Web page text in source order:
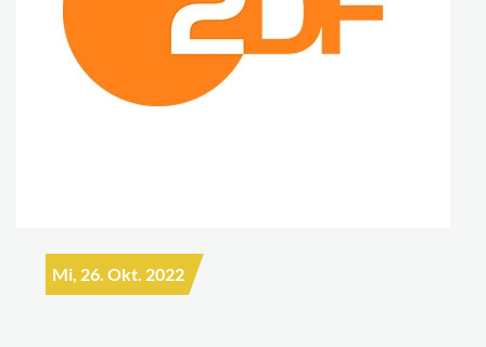
Mi, 26. Okt. 2022